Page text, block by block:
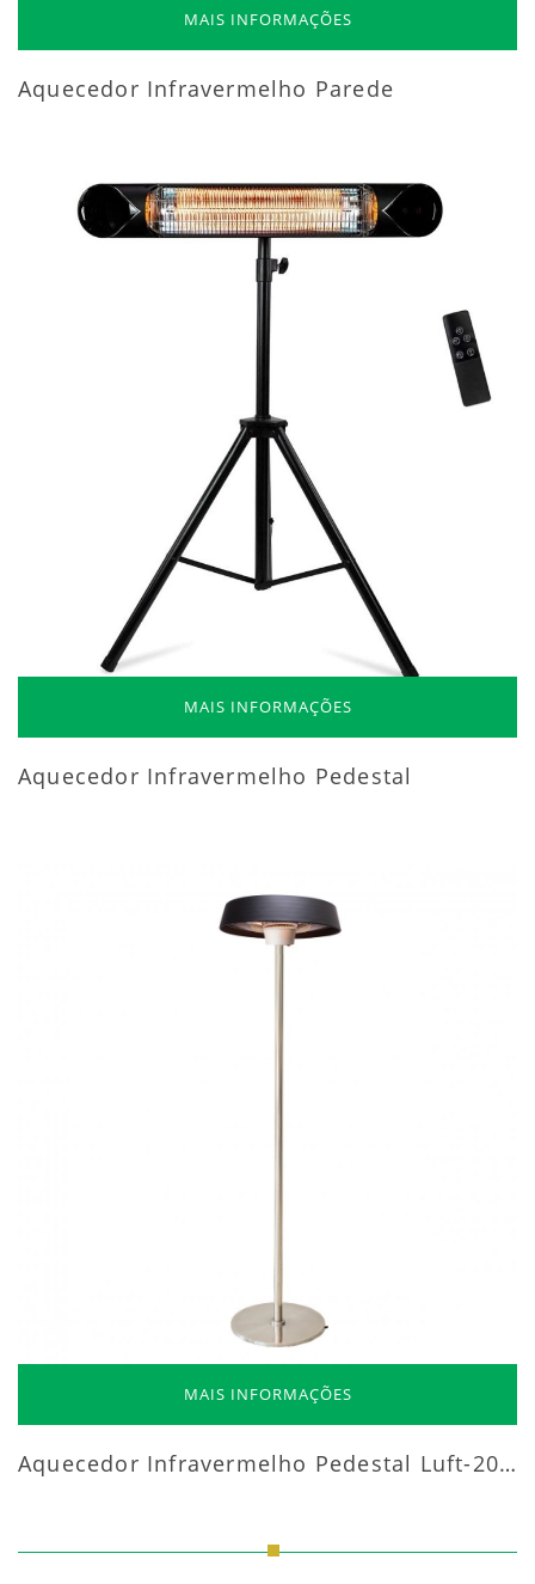
MAIS INFORMAÇÕES
Aquecedor Infravermelho Parede
MAIS INFORMAÇÕES
Aquecedor Infravermelho Pedestal
MAIS INFORMAÇÕES
Aquecedor Infravermelho Pedestal Luft-20000